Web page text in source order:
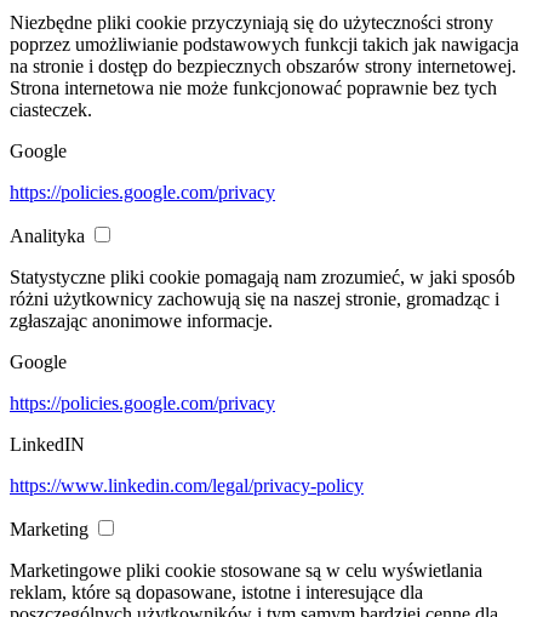
Niezbędne pliki cookie przyczyniają się do użyteczności strony
poprzez umożliwianie podstawowych funkcji takich jak nawigacja
na stronie i dostęp do bezpiecznych obszarów strony internetowej.
Strona internetowa nie może funkcjonować poprawnie bez tych
ciasteczek.
Google
https://policies.google.com/privacy
Analityka
Statystyczne pliki cookie pomagają nam zrozumieć, w jaki sposób
różni użytkownicy zachowują się na naszej stronie, gromadząc i
zgłaszając anonimowe informacje.
Google
https://policies.google.com/privacy
LinkedIN
https://www.linkedin.com/legal/privacy-policy
Marketing
Marketingowe pliki cookie stosowane są w celu wyświetlania
reklam, które są dopasowane, istotne i interesujące dla